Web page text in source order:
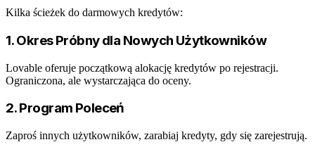
Kilka ścieżek do darmowych kredytów:
1. Okres Próbny dla Nowych Użytkowników
Lovable oferuje początkową alokację kredytów po rejestracji.
Ograniczona, ale wystarczająca do oceny.
2. Program Poleceń
Zaproś innych użytkowników, zarabiaj kredyty, gdy się zarejestrują.